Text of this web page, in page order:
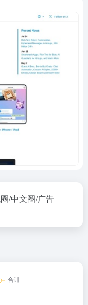
/中文圈/广告